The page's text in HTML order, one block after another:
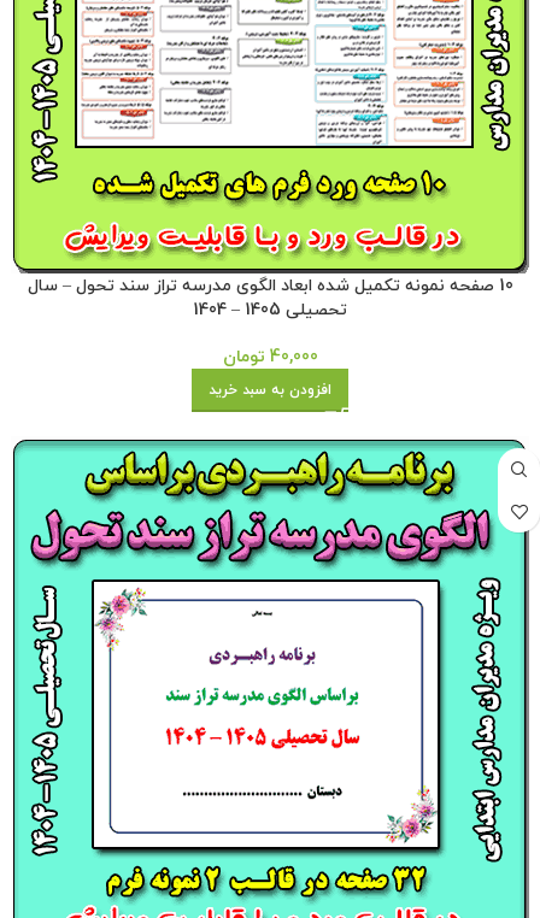
10 صفحه نمونه تکمیل شده ابعاد الگوی مدرسه تراز سند تحول – سال
تحصیلی 1405 – 1404
40,000 تومان
افزودن به سبد خرید